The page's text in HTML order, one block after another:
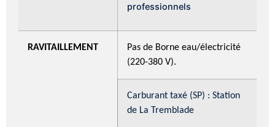
professionnels
RAVITAILLEMENT
Pas de Borne eau/électricité
(220-380 V).
Carburant taxé (SP) : Station
de La Tremblade